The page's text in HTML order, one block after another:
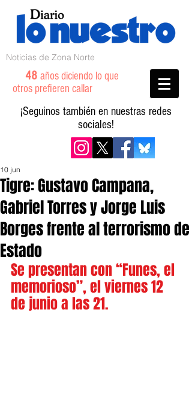
Noticias de Zona Norte
48 años diciendo lo que
otros prefieren callar
¡Seguinos también en nuestras redes
sociales!
Tigre: Gustavo Campana,
Gabriel Torres y Jorge Luis
Borges frente al terrorismo de
Estado
10 jun
Se presentan con “Funes, el
memorioso”, el viernes 12
de junio a las 21.